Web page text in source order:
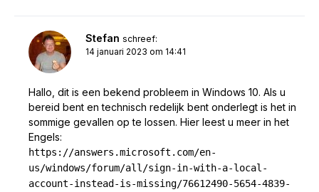
Stefan schreef:
14 januari 2023 om 14:41
Hallo, dit is een bekend probleem in Windows 10. Als u
bereid bent en technisch redelijk bent onderlegt is het in
sommige gevallen op te lossen. Hier leest u meer in het
Engels:
https://answers.microsoft.com/en-
us/windows/forum/all/sign-in-with-a-local-
account-instead-is-missing/76612490-5654-4839-